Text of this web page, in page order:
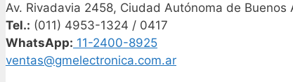
Av. Rivadavia 2458, Ciudad Autónoma de Buenos
Tel.: (011) 4953-1324 / 0417
WhatsApp: 11-2400-8925
ventas@gmelectronica.com.ar